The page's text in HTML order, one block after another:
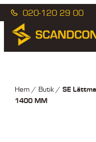
020-120 29 00
Hem/ Butik/ SE
1400 MM